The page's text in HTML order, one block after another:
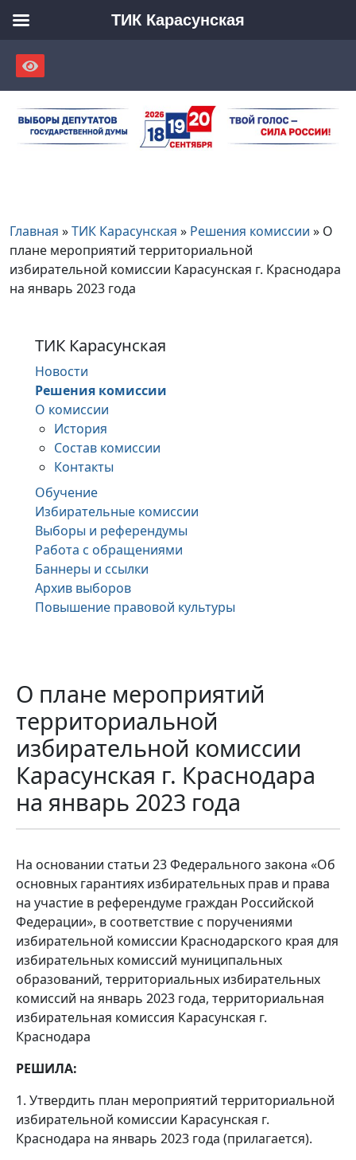
content
Главная »ТИК Карасунская » Решения комиссии » О
плане мероприятий территориальной
избирательной комиссии Карасунская г. Краснодара
на январь 2023 года
ТИК Карасунская
Новости
Решения комиссии
О комиссии
История
Состав комиссии
Контакты
Обучение
Избирательные комиссии
Выборы и референдумы
Работа с обращениями
Баннеры и ссылки
Архив выборов
Повышение правовой культуры
О плане мероприятий
территориальной
избирательной комиссии
Карасунская г. Краснодара
на январь 2023 года
На основании статьи 23 Федерального закона «Об
основных гарантиях избирательных прав и права
на участие в референдуме граждан Российской
Федерации», в соответствие с поручениями
избирательной комиссии Краснодарского края для
избирательных комиссий муниципальных
образований, территориальных избирательных
комиссий на январь 2023 года, территориальная
избирательная комиссия Карасунская г.
Краснодара
РЕШИЛА:
1. Утвердить план мероприятий территориальной
избирательной комиссии Карасунская г.
Краснодара на январь 2023 года (прилагается).
ТИК Карасунская